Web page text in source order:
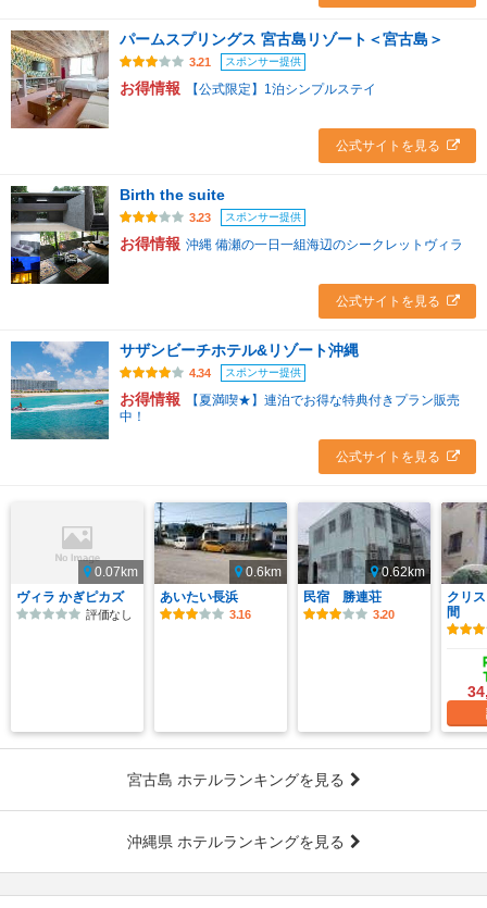
パームスプリングス 宮古島リゾート＜宮古島＞
3.21 スポンサー提供
お得情報 【公式限定】1泊シンプルステイ
公式サイトを見る
Birth the suite
3.23 スポンサー提供
お得情報 沖縄 備瀬の一日一組海辺のシークレットヴィラ
公式サイトを見る
サザンビーチホテル&リゾート沖縄
4.34 スポンサー提供
お得情報
【夏満喫★】連泊でお得な特典付きプラン販売
中！
公式サイトを見る
0.07km
ヴィラ かぎピカズ
評価なし
0.6km
あいたい長浜
3.16
0.62km
民宿 勝連荘
3.20
クリ
間
宮古島 ホテルランキングを見る
沖縄県 ホテルランキングを見る